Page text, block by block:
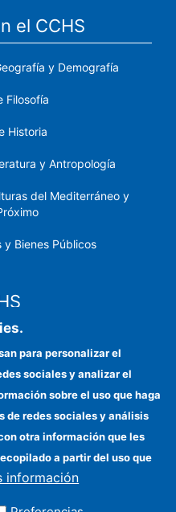
el CCHS
y Demografía
Filosofía
Historia
y Antropología
del Mediterráneo y
Bienes Públicos
para personalizar el
sociales y analizar el
sobre el uso que haga
de redes sociales y análisis
otra información que les
a partir del uso que
información